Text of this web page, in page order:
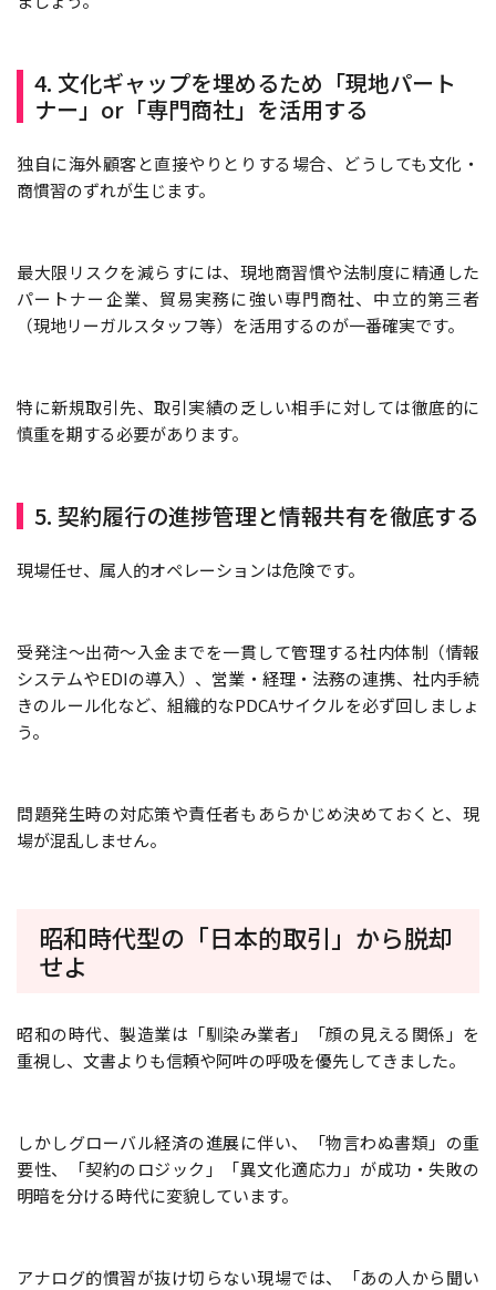
4. 文化ギャップを埋めるため「現地パート
ナー」or「専門商社」を活用する
独自に海外顧客と直接やりとりする場合、どうしても文化・
商慣習のずれが生じます。
最大限リスクを減らすには、現地商習慣や法制度に精通した
パートナー企業、貿易実務に強い専門商社、中立的第三者
（現地リーガルスタッフ等）を活用するのが一番確実です。
特に新規取引先、取引実績の乏しい相手に対しては徹底的に
慎重を期する必要があります。
5. 契約履行の進捗管理と情報共有を徹底する
現場任せ、属人的オペレーションは危険です。
受発注～出荷～入金までを一貫して管理する社内体制（情報
システムやEDIの導入）、営業・経理・法務の連携、社内手続
きのルール化など、組織的なPDCAサイクルを必ず回しましょ
う。
問題発生時の対応策や責任者もあらかじめ決めておくと、現
場が混乱しません。
昭和時代型の「日本的取引」から脱却
せよ
昭和の時代、製造業は「馴染み業者」「顔の見える関係」を
重視し、文書よりも信頼や阿吽の呼吸を優先してきました。
しかしグローバル経済の進展に伴い、「物言わぬ書類」の重
要性、「契約のロジック」「異文化適応力」が成功・失敗の
明暗を分ける時代に変貌しています。
アナログ的慣習が抜け切らない現場では、「あの人から聞い